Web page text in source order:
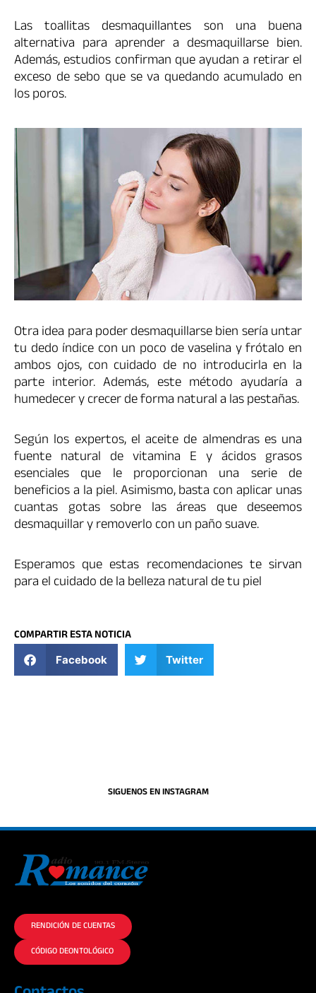
Las toallitas desmaquillantes son una buena
alternativa para aprender a desmaquillarse bien.
Además, estudios confirman que ayudan a retirar el
exceso de sebo que se va quedando acumulado en
los poros.
Otra idea para poder desmaquillarse bien sería untar
tu dedo índice con un poco de vaselina y frótalo en
ambos ojos, con cuidado de no introducirla en la
parte interior. Además, este método ayudaría a
humedecer y crecer de forma natural a las pestañas.
Según los expertos, el aceite de almendras es una
fuente natural de vitamina E y ácidos grasos
esenciales que le proporcionan una serie de
beneficios a la piel. Asimismo, basta con aplicar unas
cuantas gotas sobre las áreas que deseemos
desmaquillar y removerlo con un paño suave.
Esperamos que estas recomendaciones te sirvan
para el cuidado de la belleza natural de tu piel
COMPARTIR ESTA NOTICIA
Facebook Twitter
SIGUENOS EN INSTAGRAM
RENDICIÓN DE CUENTAS
CÓDIGO DEONTOLÓGICO